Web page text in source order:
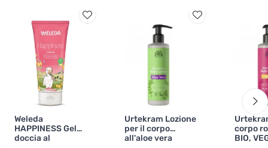
Weleda
HAPPINESS Gel
doccia al
Urtekram Lozione
per il corpo
all'aloe vera
corpo
BIO,